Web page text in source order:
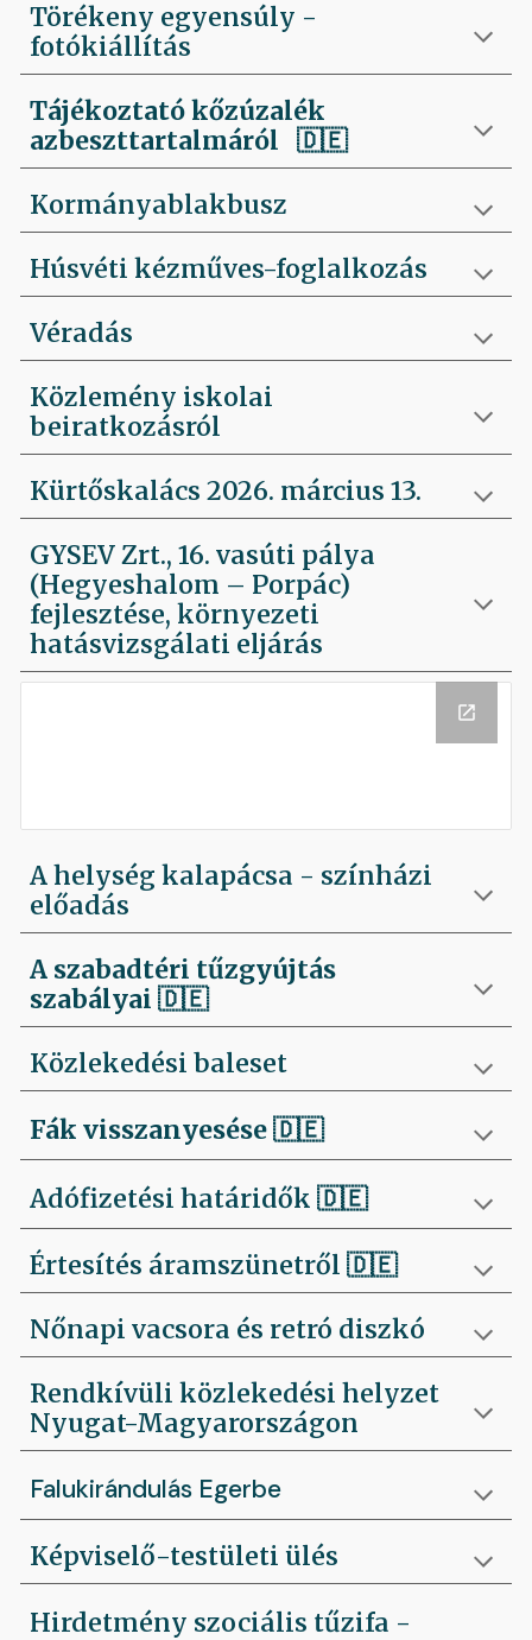
Törékeny egyensúly -
fotókiállítás
Tájékoztató kőzúzalék
azbeszttartalmáról 🇩🇪
Kormányablakbusz
Húsvéti kézműves-foglalkozás
Véradás
Közlemény iskolai
beiratkozásról
Kürtőskalács 2026. március 13.
GYSEV Zrt., 16. vasúti pálya
(Hegyeshalom – Porpác)
fejlesztése, környezeti
hatásvizsgálati eljárás
A helység kalapácsa - színházi
előadás
A szabadtéri tűzgyújtás
szabályai🇩🇪
Közlekedési baleset
Fák visszanyesése🇩🇪
Adófizetési határidők 🇩🇪
Értesítés áramszünetről 🇩🇪
Nőnapi vacsora és retró diszkó
Rendkívüli közlekedési helyzet
Nyugat-Magyarországon
Falukirándulás Egerbe
Képviselő-testületi ülés
Hirdetmény szociális tűzifa -